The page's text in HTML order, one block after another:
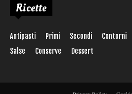
Ricette
Antipasti Primi Secondi Contorni
Salse
Conserve Dessert